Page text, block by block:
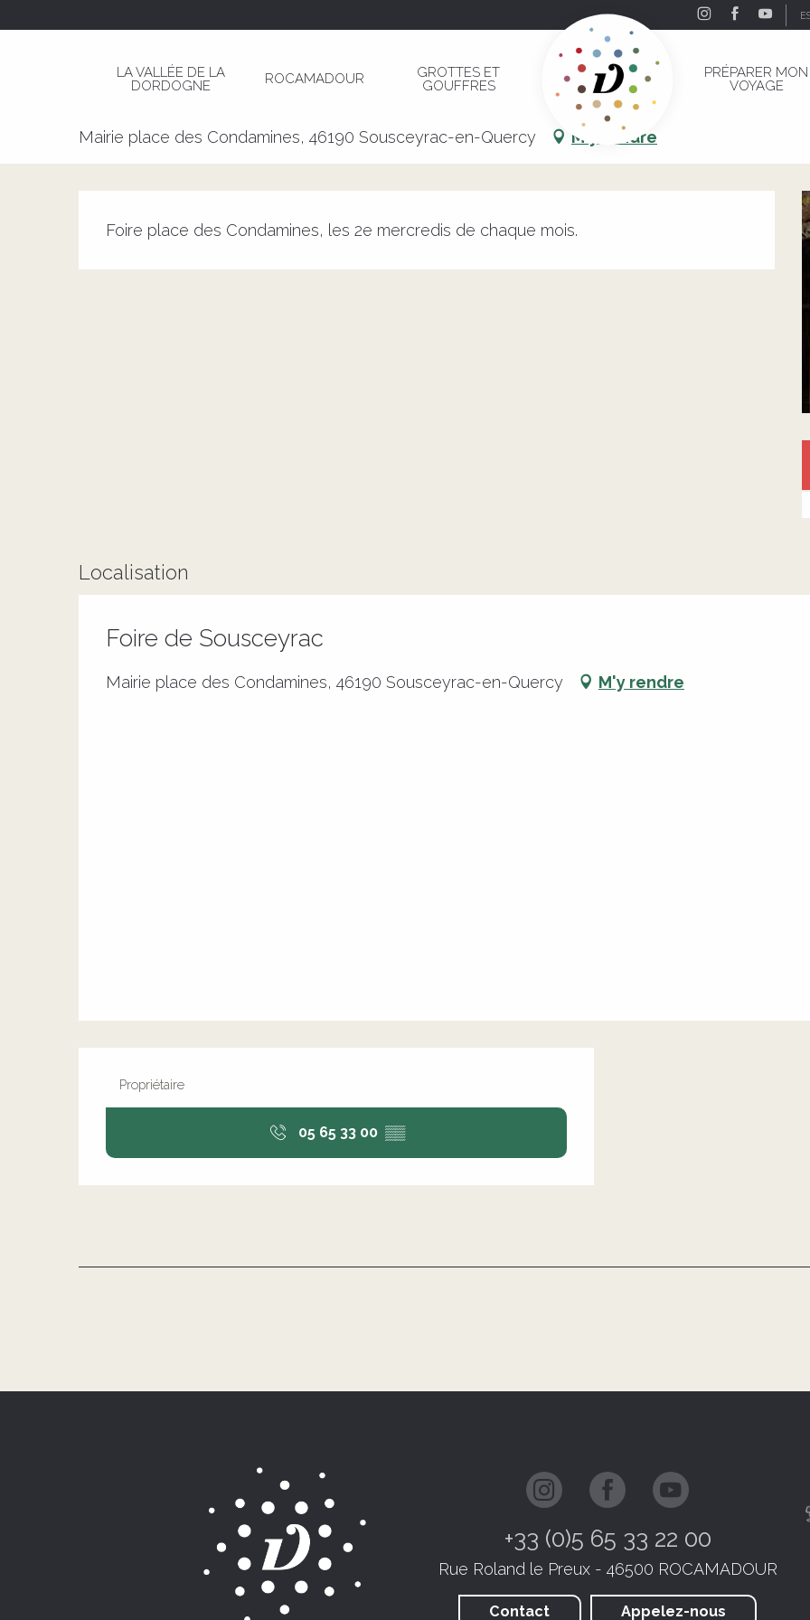
LA VALLÉE DE LA
DORDOGNE
ROCAMADOUR
GROTTES ET
GOUFFRES
PRÉPARER MON
VOYAGE
Foire de Sousceyrac
Mairie place des Condamines, 46190 Sousceyrac-en-Quercy M'y rendre
Foire place des Condamines, les 2e mercredis de chaque mois.
Localisation
Foire de Sousceyrac
Mairie place des Condamines, 46190 Sousceyrac-en-Quercy M'y rendre
Propriétaire
05 65 33 00 ▒▒
+33 (0)5 65 33 22 00
Rue Roland le Preux - 46500 ROCAMADOUR
Contact Appelez-nous